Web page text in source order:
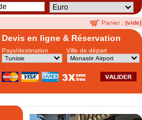
Panier : (vide)
Devis en ligne & Réservation
Pays/destination Ville de départ